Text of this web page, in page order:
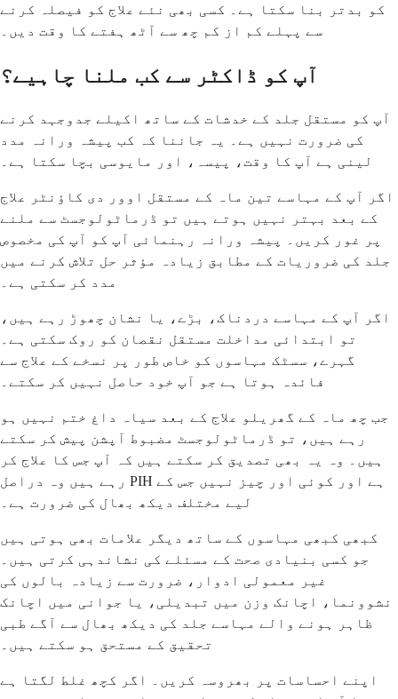
کو بدتر بنا سکتا ہے۔ کسی بھی نئے علاج کو فیصلہ کرنے
سے پہلے کم از کم چھ سے آٹھ ہفتے کا وقت دیں۔
آپ کو ڈاکٹر سے کب ملنا چاہیے؟
آپ کو مستقل جلد کے خدشات کے ساتھ اکیلے جدوجہد کرنے
کی ضرورت نہیں ہے۔ یہ جاننا کہ کب پیشہ ورانہ مدد
لینی ہے آپ کا وقت، پیسہ، اور مایوسی بچا سکتا ہے۔
اگر آپ کے مہاسے تین ماہ کے مستقل اوور دی کاؤنٹر علاج
کے بعد بہتر نہیں ہوتے ہیں تو ڈرماٹولوجسٹ سے ملنے
پر غور کریں۔ پیشہ ورانہ رہنمائی آپ کو آپ کی مخصوص
جلد کی ضروریات کے مطابق زیادہ مؤثر حل تلاش کرنے میں
مدد کر سکتی ہے۔
اگر آپ کے مہاسے دردناک، بڑے، یا نشان چھوڑ رہے ہیں،
تو ابتدائی مداخلت مستقل نقصان کو روک سکتی ہے۔
گہرے، سسٹک مہاسوں کو خاص طور پر نسخے کے علاج سے
فائدہ ہوتا ہے جو آپ خود حاصل نہیں کر سکتے۔
جب چھ ماہ کے گھریلو علاج کے بعد سیاہ داغ ختم نہیں ہو
رہے ہیں، تو ڈرماٹولوجسٹ مضبوط آپشن پیش کر سکتے
ہیں۔ وہ یہ بھی تصدیق کر سکتے ہیں کہ آپ جس کا علاج کر
رہے ہیں وہ دراصل PIH ہے اور کوئی اور چیز نہیں جس کے
لیے مختلف دیکھ بھال کی ضرورت ہے۔
کبھی کبھی مہاسوں کے ساتھ دیگر علامات بھی ہوتی ہیں
جو کسی بنیادی صحت کے مسئلے کی نشاندہی کرتی ہیں۔
غیر معمولی ادوار، ضرورت سے زیادہ بالوں کی
نشوونما، اچانک وزن میں تبدیلی، یا جوانی میں اچانک
ظاہر ہونے والے مہاسے جلد کی دیکھ بھال سے آگے طبی
تحقیق کے مستحق ہو سکتے ہیں۔
اپنے احساسات پر بھروسہ کریں۔ اگر کچھ غلط لگتا ہے